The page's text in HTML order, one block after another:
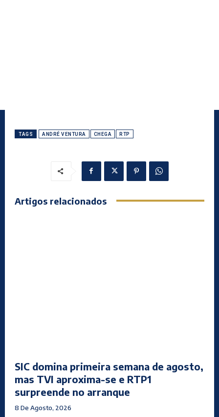
TAGS ANDRÉ VENTURA CHEGA RTP
Artigos relacionados
SIC domina primeira semana de agosto,
mas TVI aproxima-se e RTP1
surpreende no arranque
8 De Agosto, 2026